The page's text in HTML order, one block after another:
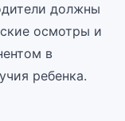
должны
осмотры и
в
ребенка.